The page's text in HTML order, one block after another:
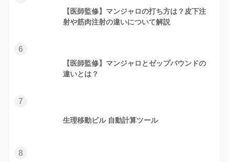
【医師監修】マンジャロの打ち方は？皮下注
射や筋肉注射の違いについて解説
6
【医師監修】マンジャロとゼップバウンドの
違いとは？
7
生理移動ピル 自動計算ツール
8